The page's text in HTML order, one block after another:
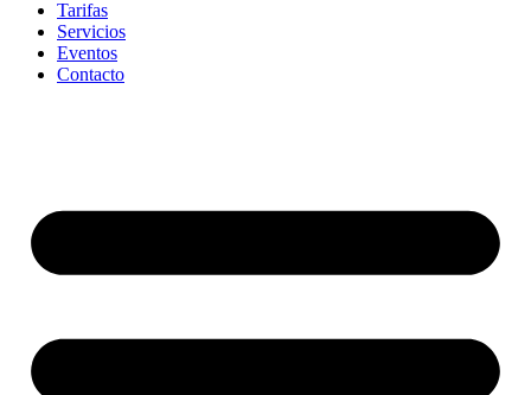
Tarifas
Servicios
Eventos
Contacto